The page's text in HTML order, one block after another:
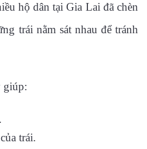
hộ dân tại Gia Lai đã chèn
trái nằm sát nhau để tránh
giúp:
trái.